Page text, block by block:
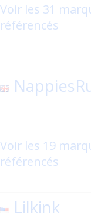
Voir les 31
référencés
Voir les 19
référencés
Lilkink